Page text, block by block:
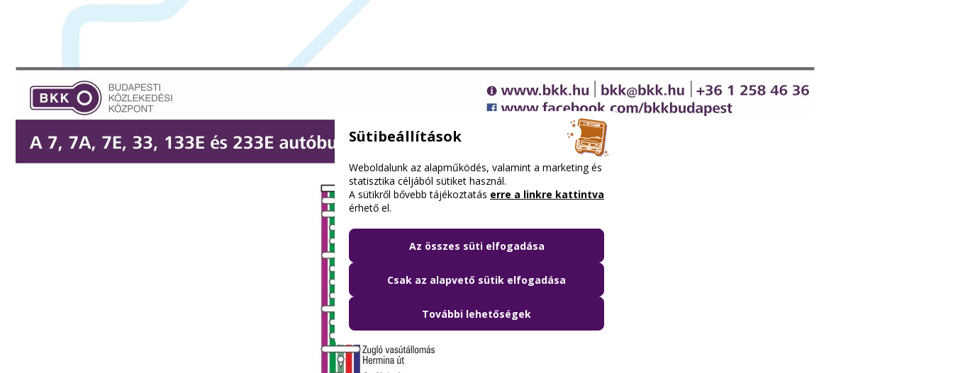
Sütibeállítások
Weboldalunk az alapműködés, valamint a marketing és
statisztika céljából sütiket használ.
A sütikről bővebb tájékoztatás erre a linkre kattintva
érhető el.
Az összes süti elfogadása
Csak az alapvető sütik elfogadása
További lehetőségek